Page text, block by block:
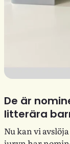
De är
litterära
Nu kan vi